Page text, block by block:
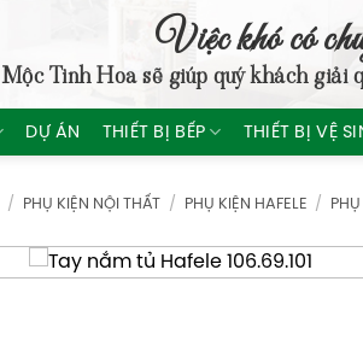
Việc khó có
Mộc Tinh Hoasẽ giúp quý khách giải
DỰ ÁN THIẾT BỊ BẾP THIẾT BỊ VỆ
/ PHỤ KIỆN NỘI THẤT / PHỤ KIỆN HAFELE /